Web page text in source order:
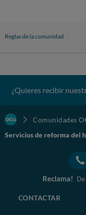
Reglas de la comunidad
¿Quieres recibir
Comunidades
Servicios de reforma del
Reclama!
CONTACTAR